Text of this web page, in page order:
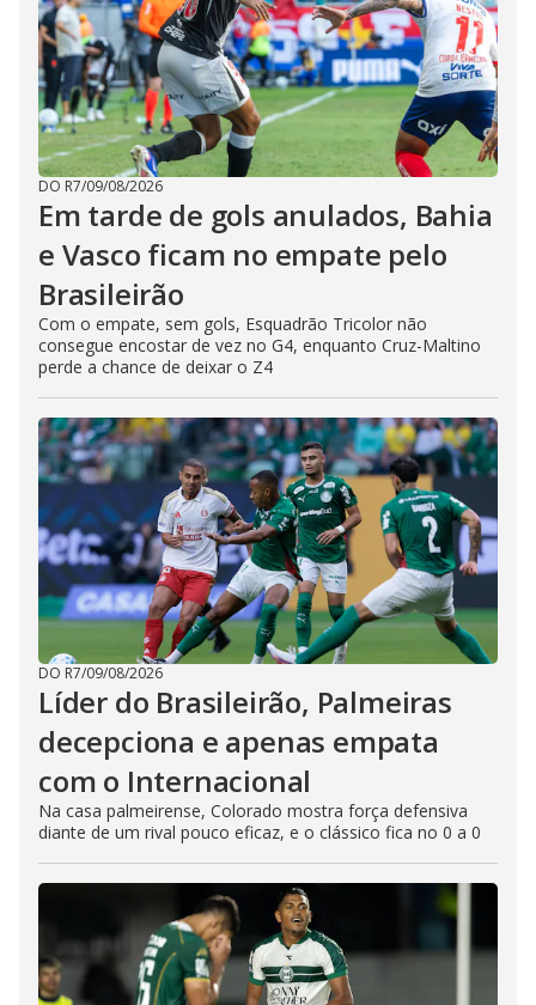
DO R7/09/08/2026
Em tarde de gols anulados, Bahia
e Vasco ficam no empate pelo
Brasileirão
Com o empate, sem gols, Esquadrão Tricolor não
consegue encostar de vez no G4, enquanto Cruz-Maltino
perde a chance de deixar o Z4
DO R7/09/08/2026
Líder do Brasileirão, Palmeiras
decepciona e apenas empata
com o Internacional
Na casa palmeirense, Colorado mostra força defensiva
diante de um rival pouco eficaz, e o clássico fica no 0 a 0